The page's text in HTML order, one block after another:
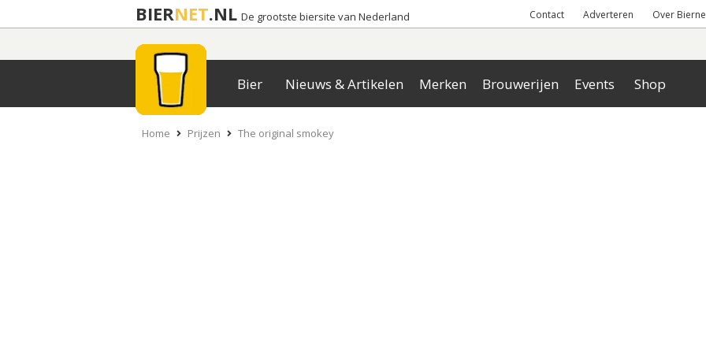
BIERNET.NL De grootste biersite van Nederland Contact Adverteren Over
Bier Nieuws & Artikelen Merken Brouwerijen Events Shop
Home Prijzen The original smokey